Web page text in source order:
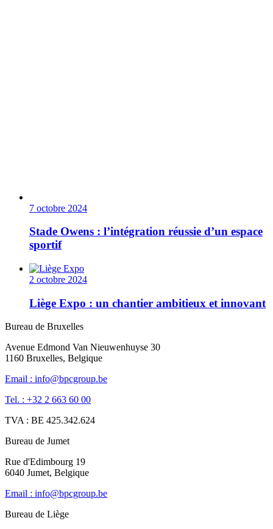
7 octobre 2024
Stade Owens : l’intégration réussie d’un espace
sportif
2 octobre 2024
Liège Expo : un chantier ambitieux et innovant
Bureau de Bruxelles
Avenue Edmond Van Nieuwenhuyse 30
1160 Bruxelles, Belgique
Email : info@bpcgroup.be
Tel. : +32 2 663 60 00
TVA : BE 425.342.624
Bureau de Jumet
Rue d'Edimbourg 19
6040 Jumet, Belgique
Email : info@bpcgroup.be
Bureau de Liège